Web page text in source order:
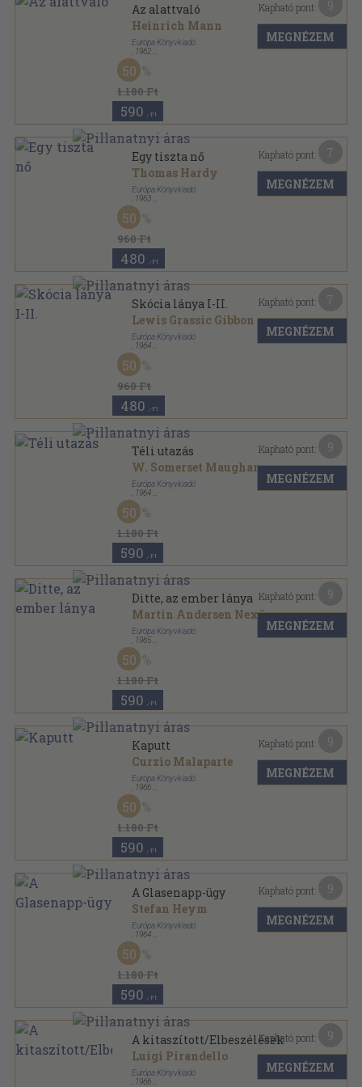
Az alattvaló
Heinrich Mann
Európa Könyvkiadó
1962
Vászon
Milliók könyve sorozat
1.180 Ft
50
590 ,-Ft
Kapható pont:
MEGNÉZEM
Egy tiszta nő
Thomas Hardy
Európa Könyvkiadó
1963
Vászon
Milliók könyve sorozat
960 Ft
50
480 ,-Ft
Kapható pont:
MEGNÉZEM
Skócia lánya I-II.
Lewis Grassic Gibbon
Európa Könyvkiadó
1964
Vászon
Milliók könyve sorozat
960 Ft
50
480 ,-Ft
Kapható pont:
MEGNÉZEM
Téli utazás
W. Somerset Maugham
Európa Könyvkiadó
1964
Vászon
Milliók könyve sorozat
1.180 Ft
50
590 ,-Ft
Kapható pont:
MEGNÉZEM
Ditte, az ember lánya
Martin Andersen Nexö
Európa Könyvkiadó
1965
Vászon
Milliók könyve sorozat
1.180 Ft
50
590 ,-Ft
Kapható pont:
MEGNÉZEM
Kaputt
Curzio Malaparte
Európa Könyvkiadó
1966
Vászon
Milliók könyve sorozat
1.180 Ft
50
590 ,-Ft
Kapható pont:
MEGNÉZEM
A Glasenapp-ügy
Stefan Heym
Európa Könyvkiadó
1964
Vászon
Milliók könyve sorozat
1.180 Ft
50
590 ,-Ft
Kapható pont:
MEGNÉZEM
A kitaszított/Elbeszélések
Luigi Pirandello
Európa Könyvkiadó
1966
Kapható pont:
MEGNÉZEM